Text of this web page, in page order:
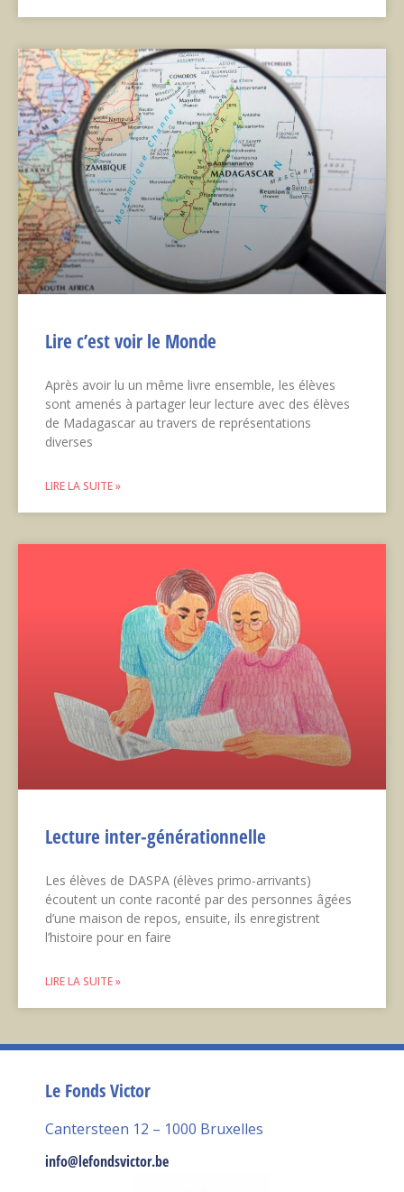
Lire c’est voir le Monde
Après avoir lu un même livre ensemble, les élèves
sont amenés à partager leur lecture avec des élèves
de Madagascar au travers de représentations
diverses
LIRE LA SUITE »
Lecture inter-générationnelle
Les élèves de DASPA (élèves primo-arrivants)
écoutent un conte raconté par des personnes âgées
d’une maison de repos, ensuite, ils enregistrent
l’histoire pour en faire
LIRE LA SUITE »
Le Fonds Victor
Cantersteen 12 – 1000 Bruxelles
info@lefondsvictor.be